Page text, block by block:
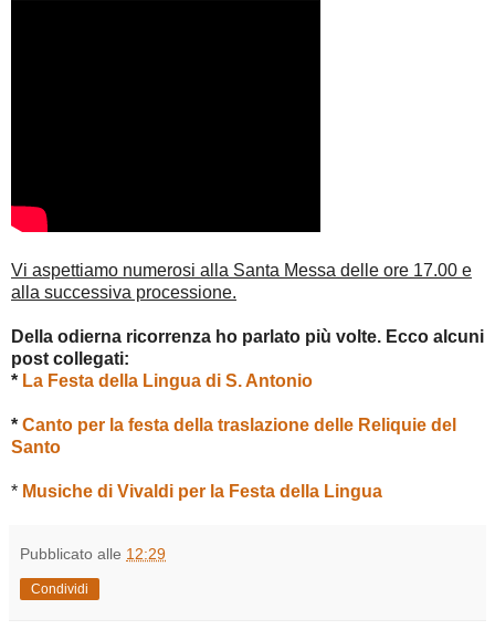
Vi aspettiamo numerosi alla Santa Messa delle ore 17.00 e
alla successiva processione.
Della odierna ricorrenza ho parlato più volte. Ecco alcuni
post collegati:
* La Festa della Lingua di S. Antonio
* Canto per la festa della traslazione delle Reliquie del
Santo
* Musiche di Vivaldi per la Festa della Lingua
Pubblicato alle 12:29
Condividi